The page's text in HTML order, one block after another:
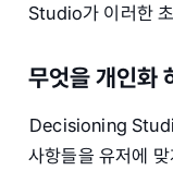
Studio가 이러한
무엇을 개인화
Decisioning
사항들을 유저에